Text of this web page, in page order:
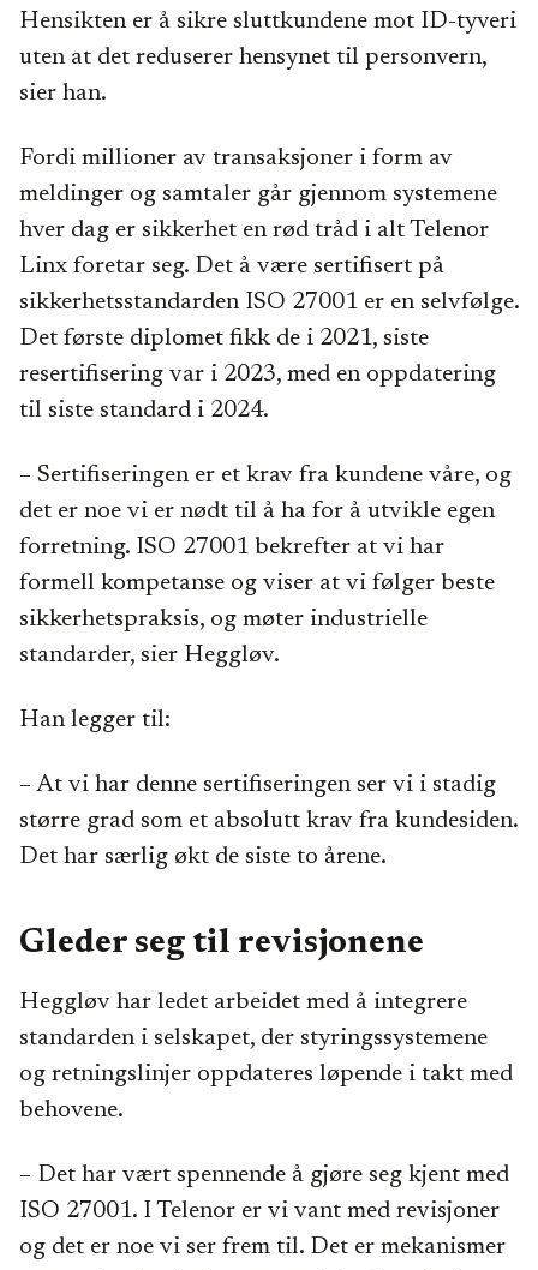
Hensikten er å sikre sluttkundene mot ID-tyveri
uten at det reduserer hensynet til personvern,
sier han.
Fordi millioner av transaksjoner i form av
meldinger og samtaler går gjennom systemene
hver dag er sikkerhet en rød tråd i alt Telenor
Linx foretar seg. Det å være sertifisert på
sikkerhetsstandarden ISO 27001 er en selvfølge.
Det første diplomet fikk de i 2021, siste
resertifisering var i 2023, med en oppdatering
til siste standard i 2024.
– Sertifiseringen er et krav fra kundene våre, og
det er noe vi er nødt til å ha for å utvikle egen
forretning. ISO 27001 bekrefter at vi har
formell kompetanse og viser at vi følger beste
sikkerhetspraksis, og møter industrielle
standarder, sier Heggløv.
Han legger til:
– At vi har denne sertifiseringen ser vi i stadig
større grad som et absolutt krav fra kundesiden.
Det har særlig økt de siste to årene.
Gleder seg til revisjonene
Heggløv har ledet arbeidet med å integrere
standarden i selskapet, der styringssystemene
og retningslinjer oppdateres løpende i takt med
behovene.
– Det har vært spennende å gjøre seg kjent med
ISO 27001. I Telenor er vi vant med revisjoner
og det er noe vi ser frem til. Det er mekanismer